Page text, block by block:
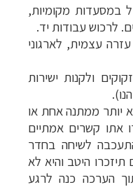
במסעדות מקומיות,
לרכוש עבודות יד.
עצמית, לארגוני
ולקנות ישירות
יותר ממתנה אחת או
אתו קשרים אמתיים
לשיחה בחדר
היטב והיא לא
הערכה כנה לרגע